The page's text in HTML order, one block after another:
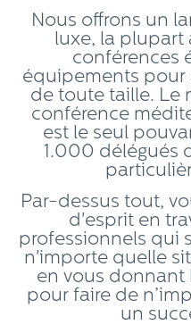
Nous offrons un
luxe, la plupart
conférences
équipements pour
de toute taille. Le
conférence
est le seul
1.000 délégués
Par-dessus tout,
d'esprit en
professionnels qui
n'importe quelle
en vous donnant
pour faire de
un